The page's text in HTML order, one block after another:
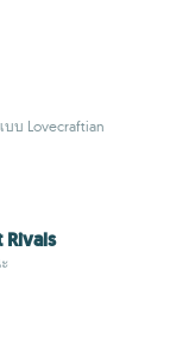
บ Lovecraftian